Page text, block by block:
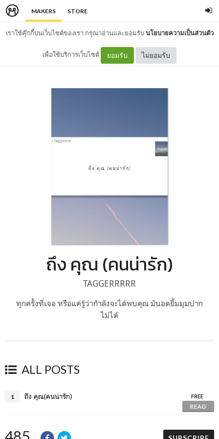
MAKERS STORE
เราใช้คุ๊กกี้บนเว็บไซต์ของเรา กรุณาอ่านและยอมรับนโยบายความเป็นส่วนตัว
เพื่อใช้บริการเว็บไซต์ ยอมรับ ไม่ยอมรับ
ถึง คุณ (คนน่ารัก)
TAGGERRRRR
ทุกครั้งที่เจอ หรือแค่รู้ว่ากำลังจะได้พบคุณ มันอดยิ้มมุมปาก
ไม่ได้
ALL POSTS
1 ถึง คุณ(คนน่ารัก)
FREE
READ